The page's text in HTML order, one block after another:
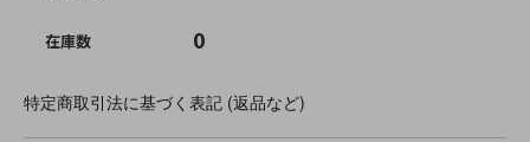
在庫数 0
特定商取引法に基づく表記 (返品など)